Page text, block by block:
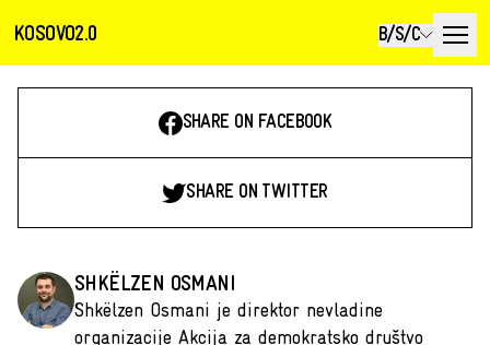
KOSOVO2.0 B/S/C
SHARE ON FACEBOOK
SHARE ON TWITTER
SHKËLZEN OSMANI
Shkëlzen Osmani je direktor nevladine
organizacije Akcija za demokratsko društvo